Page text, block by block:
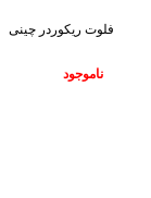
فلوت ریکوردر چینی
ناموجود